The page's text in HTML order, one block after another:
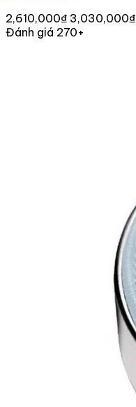
2,610,000₫ 3,030,000₫
Đánh giá 270+